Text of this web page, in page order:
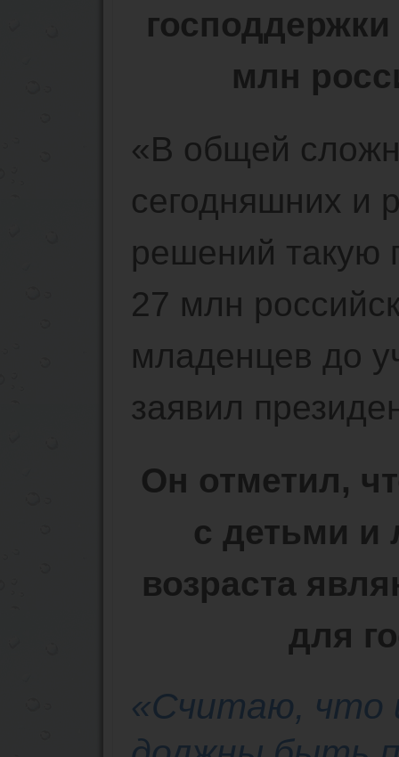
млн
«В общей
сегодняшних и
решений такую
27 млн
младенцев до
заявил
Он отметил,
с детьми и
возраста
для
«Считаю, что